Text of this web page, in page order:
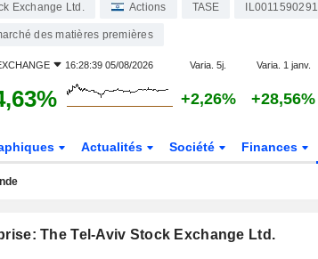
Exchange Ltd. Actions TASE IL0011590291
des matières premières
16:28:39 05/08/2026 Varia. 5j. Varia. 1 janv.
+2,26% +28,56%
Actualités Société Finances
The Tel-Aviv Stock Exchange Ltd.